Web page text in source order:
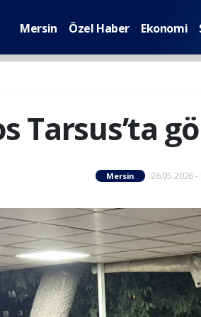
Mersin Özel Haber Ekonomi
Tarsus’ta
Mersin 26.05.2026 -